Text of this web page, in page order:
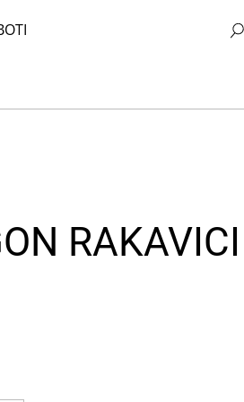
RAKAVICI